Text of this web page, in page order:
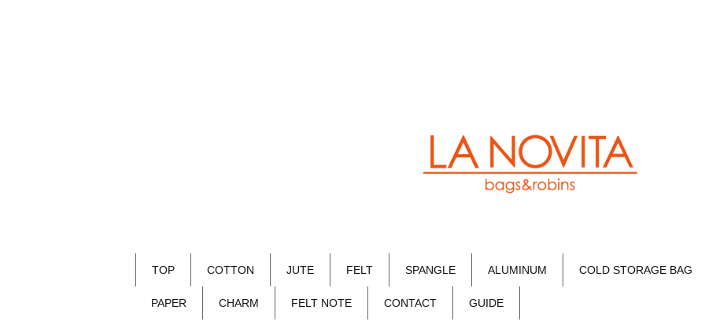
TOP COTTON JUTE FELT SPANGLE ALUMINUM COLD STORAGE BAG
PAPER CHARM FELT NOTE CONTACT GUIDE